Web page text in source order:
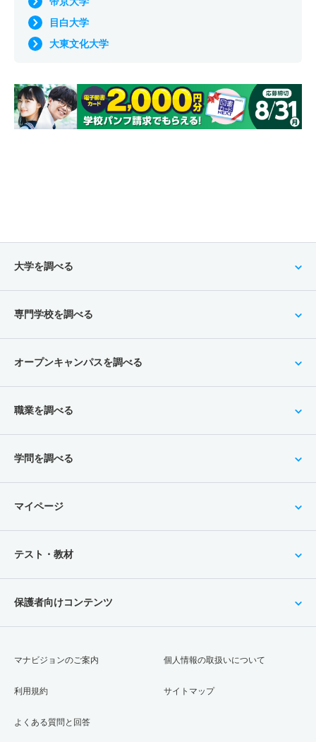
目白大学
大東文化大学
大学を調べる
専門学校を調べる
オープンキャンパスを調べる
職業を調べる
学問を調べる
マイページ
テスト・教材
保護者向けコンテンツ
マナビジョンのご案内
利用規約
よくある質問と回答
個人情報の取扱いについて
サイトマップ